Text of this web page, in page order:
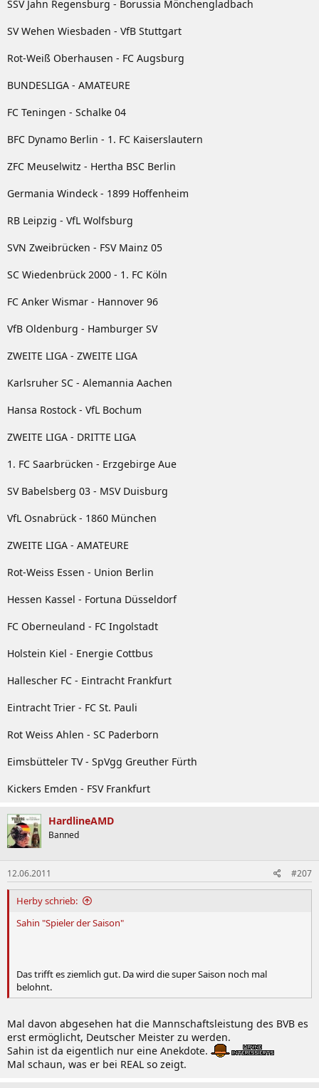
SSV Jahn Regensburg - Borussia Mönchengladbach
SV Wehen Wiesbaden - VfB Stuttgart
Rot-Weiß Oberhausen - FC Augsburg
BUNDESLIGA - AMATEURE
FC Teningen - Schalke 04
BFC Dynamo Berlin - 1. FC Kaiserslautern
ZFC Meuselwitz - Hertha BSC Berlin
Germania Windeck - 1899 Hoffenheim
RB Leipzig - VfL Wolfsburg
SVN Zweibrücken - FSV Mainz 05
SC Wiedenbrück 2000 - 1. FC Köln
FC Anker Wismar - Hannover 96
VfB Oldenburg - Hamburger SV
ZWEITE LIGA - ZWEITE LIGA
Karlsruher SC - Alemannia Aachen
Hansa Rostock - VfL Bochum
ZWEITE LIGA - DRITTE LIGA
1. FC Saarbrücken - Erzgebirge Aue
SV Babelsberg 03 - MSV Duisburg
VfL Osnabrück - 1860 München
ZWEITE LIGA - AMATEURE
Rot-Weiss Essen - Union Berlin
Hessen Kassel - Fortuna Düsseldorf
FC Oberneuland - FC Ingolstadt
Holstein Kiel - Energie Cottbus
Hallescher FC - Eintracht Frankfurt
Eintracht Trier - FC St. Pauli
Rot Weiss Ahlen - SC Paderborn
Eimsbütteler TV - SpVgg Greuther Fürth
Kickers Emden - FSV Frankfurt
HardlineAMD
Banned
12.06.2011 #207
Herby schrieb:
Sahin "Spieler der Saison"
Das trifft es ziemlich gut. Da wird die super Saison noch mal
belohnt.
Mal davon abgesehen hat die Mannschaftsleistung des BVB es
erst ermöglicht, Deutscher Meister zu werden.
Sahin ist da eigentlich nur eine Anekdote.
Mal schaun, was er bei REAL so zeigt.